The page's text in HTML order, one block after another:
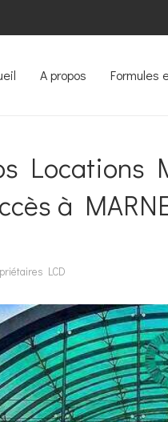
A propos Formules
Locations
à
LCD